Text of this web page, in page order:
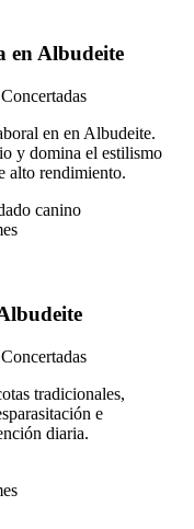
en Albudeite
en en Albudeite.
y domina el estilismo
alto rendimiento.
canino
tradicionales,
e
diaria.